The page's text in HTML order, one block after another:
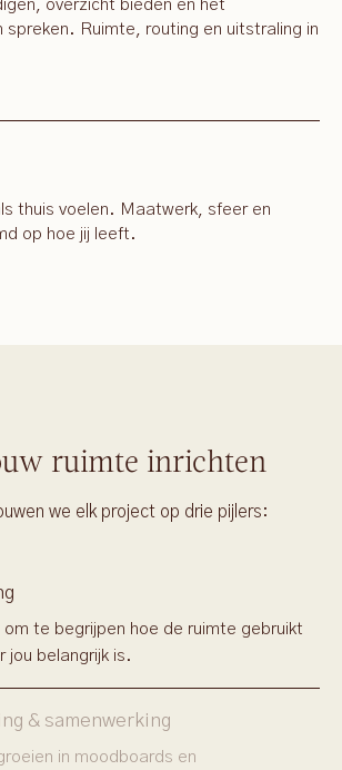
overzicht bieden en het
Ruimte, routing en uitstraling in
thuis voelen. Maatwerk, sfeer en
op hoe jij leeft.
ruimte inrichten
we elk project op drie pijlers:
om te begrijpen hoe de ruimte gebruikt
jou belangrijk is.
& samenwerking
in moodboards en